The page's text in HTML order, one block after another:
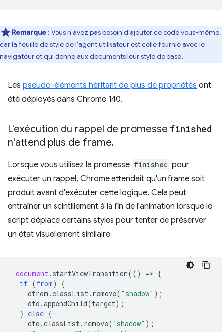
Remarque : Vous n'avez pas besoin d'ajouter ce code vous-même,
car la feuille de style de l'agent utilisateur est celle fournie avec le
navigateur et qui donne aux documents leur style de base.
Les pseudo-éléments héritant de plus de propriétés ont
été déployés dans Chrome 140.
L'exécution du rappel de promesse finished
n'attend plus de frame.
Lorsque vous utilisez la promesse finished pour
exécuter un rappel, Chrome attendait qu'un frame soit
produit avant d'exécuter cette logique. Cela peut
entraîner un scintillement à la fin de l'animation lorsque le
script déplace certains styles pour tenter de préserver
un état visuellement similaire.
document. startViewTransition(() => {
if (from)
{
dfrom .classList. remove( "shadow" );
dto .appendChild(target);
} else {
dto .classList. remove( "shadow" );